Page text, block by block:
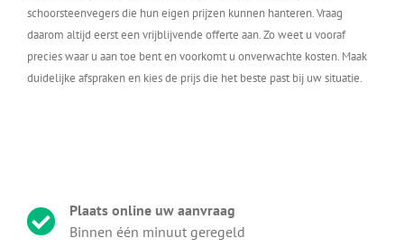
schoorsteenvegers die hun eigen prijzen kunnen hanteren. Vraag
daarom altijd eerst een vrijblijvende offerte aan. Zo weet u vooraf
precies waar u aan toe bent en voorkomt u onverwachte kosten. Maak
duidelijke afspraken en kies de prijs die het beste past bij uw situatie.
Plaats online uw aanvraag
Binnen één minuut geregeld